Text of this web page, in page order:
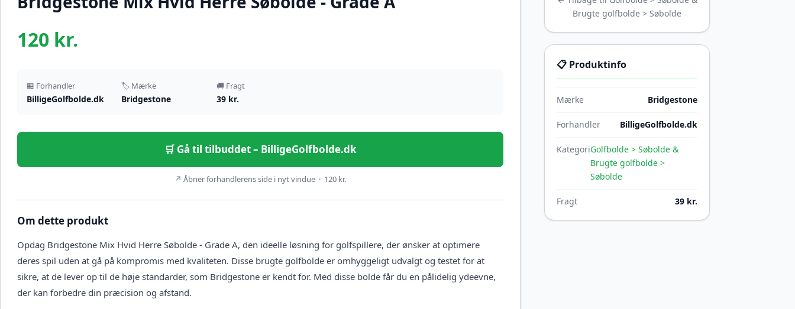
120 kr.
🏪 Forhandler
BilligeGolfbolde.dk
🏷️ Mærke
Bridgestone
🚚 Fragt
39 kr.
🛒 Gå til tilbuddet – BilligeGolfbolde.dk
↗ Åbner forhandlerens side i nyt vindue · 120 kr.
Om dette produkt
Opdag Bridgestone Mix Hvid Herre Søbolde - Grade A, den ideelle løsning for golfspillere, der ønsker at optimere
deres spil uden at gå på kompromis med kvaliteten. Disse brugte golfbolde er omhyggeligt udvalgt og testet for at
sikre, at de lever op til de høje standarder, som Bridgestone er kendt for. Med disse bolde får du en pålidelig ydeevne,
der kan forbedre din præcision og afstand.
Brugte golfbolde > Søbolde
📋 Produktinfo
Mærke Bridgestone
Forhandler BilligeGolfbolde.dk
KategoriGolfbolde > Søbolde &
Brugte golfbolde >
Søbolde
Fragt 39 kr.